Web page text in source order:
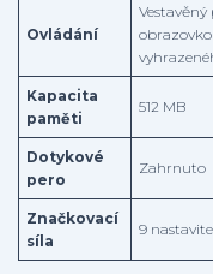
Ovládání
Kapacita
paměti
512 MB
Dotykové
pero
Zahrnuto
Značkovací
síla
9